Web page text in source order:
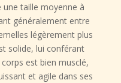
taille moyenne à
généralement entre
légèrement plus
solide, lui conférant
est bien musclé,
et agile dans ses